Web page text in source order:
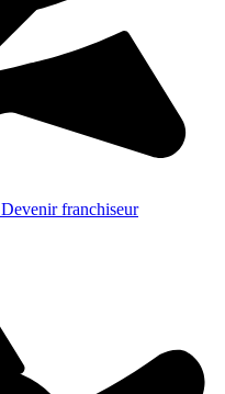
Devenir franchiseur